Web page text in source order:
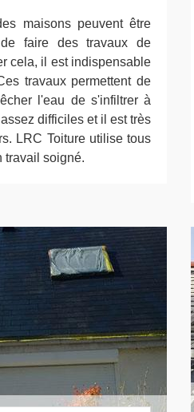
maisons peuvent être
faire des travaux de
cela, il est indispensable
travaux permettent de
l'eau de s'infiltrer à
difficiles et il est très
LRC Toiture utilise tous
travail soigné.